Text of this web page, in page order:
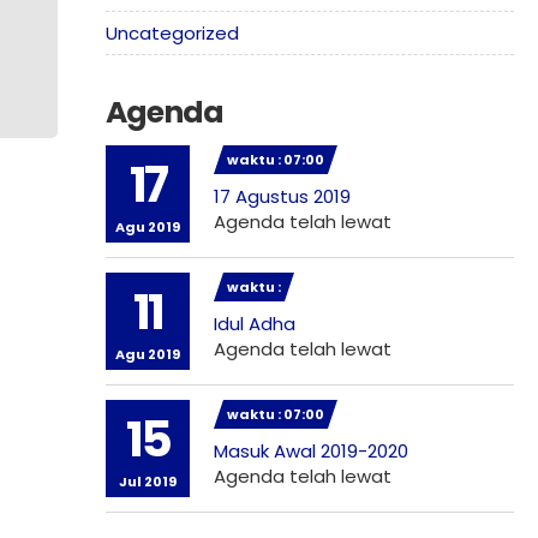
Uncategorized
Agenda
17
Agu 2019
waktu : 07:00
17 Agustus 2019
Agenda telah lewat
11
Agu 2019
waktu :
Idul Adha
Agenda telah lewat
15
Jul 2019
waktu : 07:00
Masuk Awal 2019-2020
Agenda telah lewat